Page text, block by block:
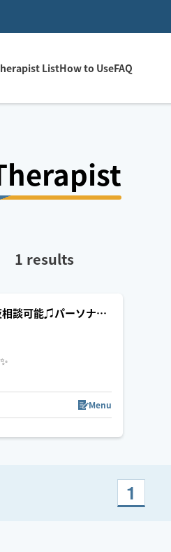
ListHow to UseFAQ
1 results
談可能♫パーソナル
深夜早朝ご予約＆延長
ます🙇‍♀️
Menu
1